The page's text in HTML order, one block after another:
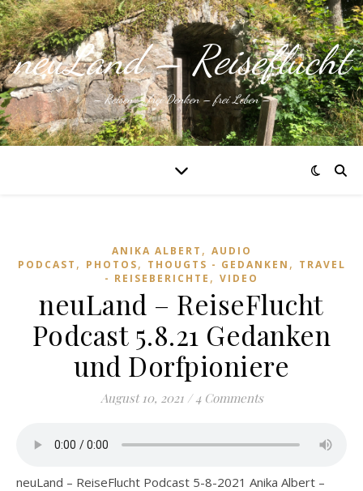
neuLand – Reiseflucht
– Reisen – frei Denken – frei Leben –
ANIKA ALBERT , AUDIO
PODCAST , PHOTOS, THOUGTS - GEDANKEN , TRAVEL
- REISEBERICHTE , VIDEO
neuLand – ReiseFlucht
Podcast 5.8.21 Gedanken
und Dorfpioniere
August 10, 2021 / 4 Comments
neuLand – ReiseFlucht Podcast 5-8-2021 Anika Albert –